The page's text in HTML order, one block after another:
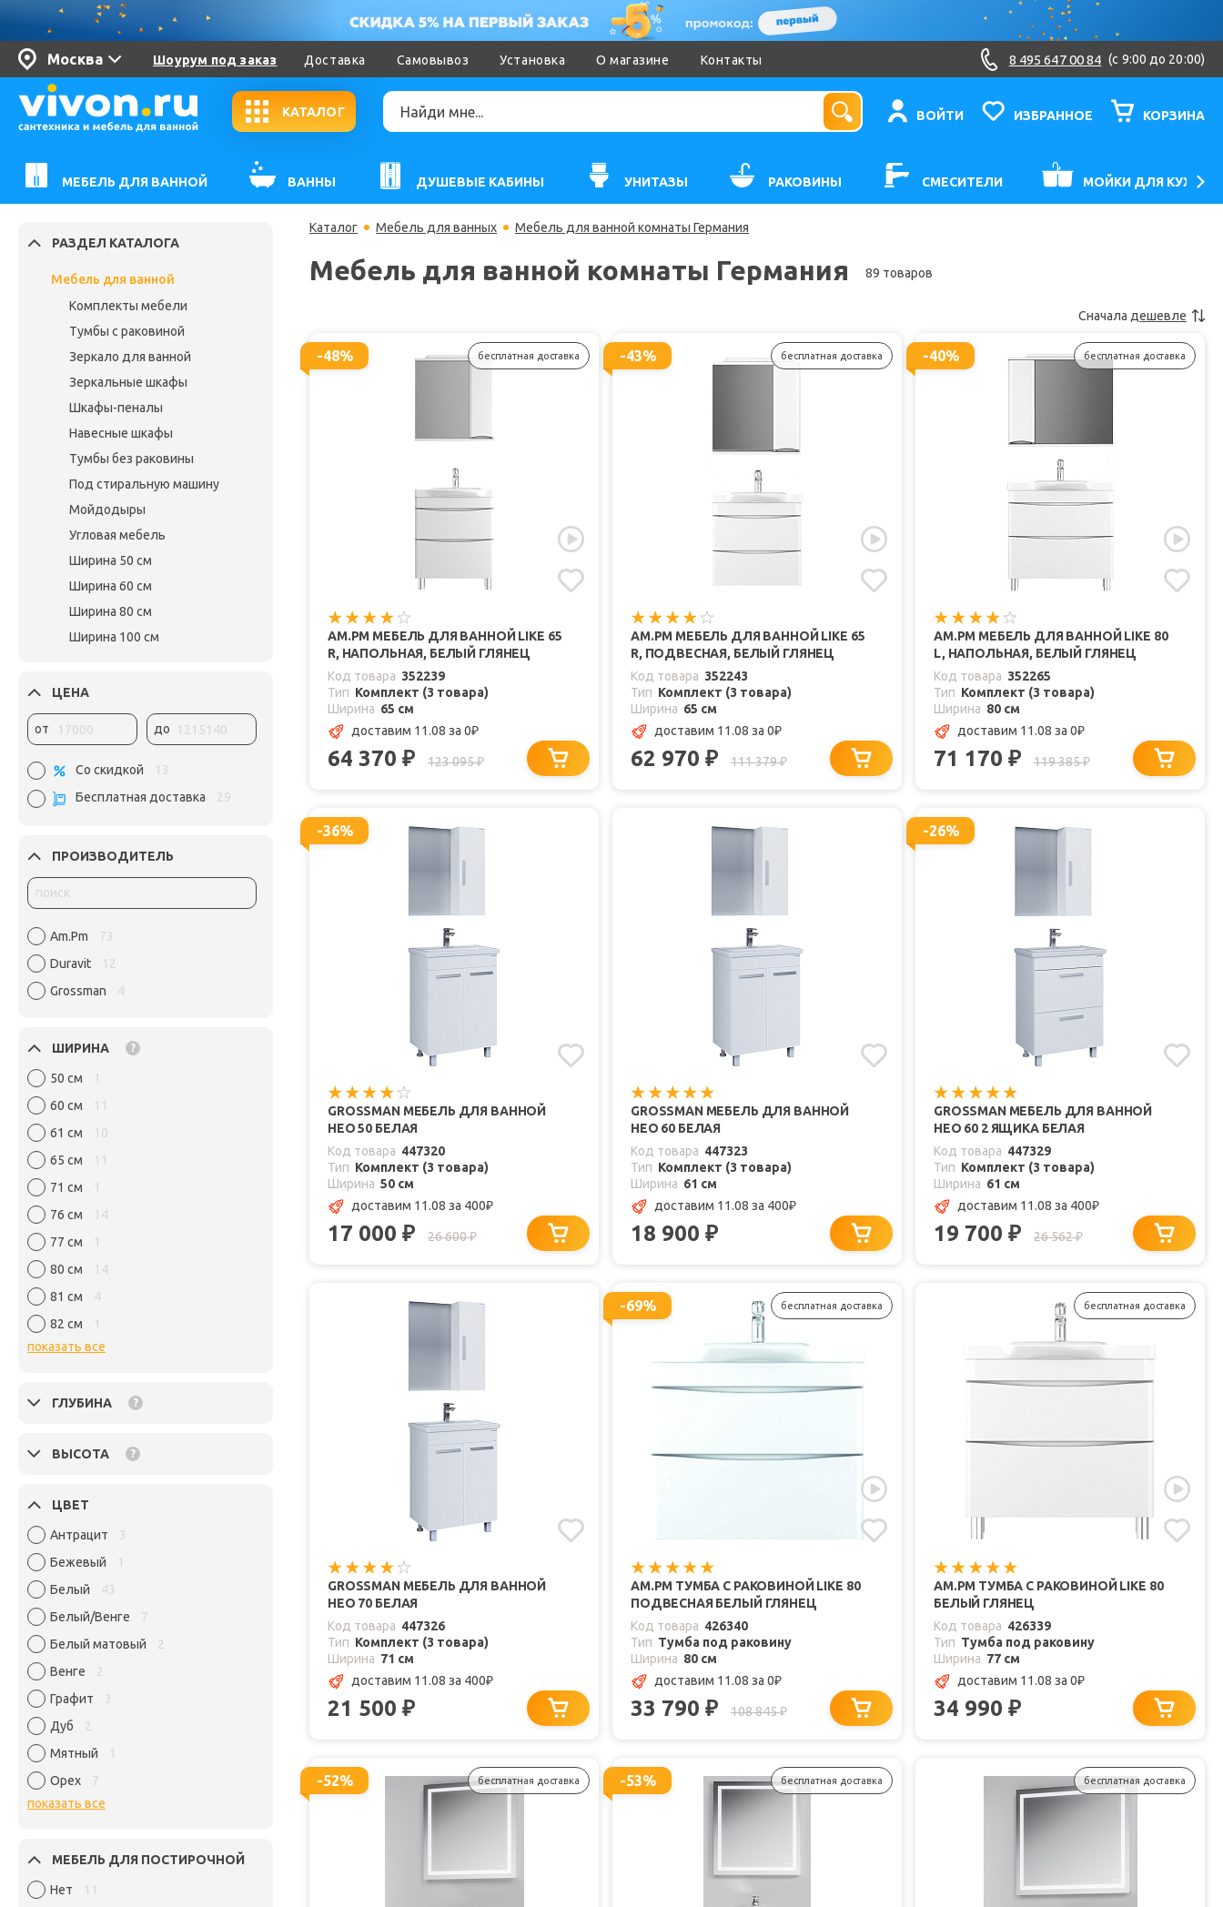
Москва Шоурум под заказ Доставка Самовывоз Установка О магазине Контакты 8 495 647 00 84 (c 9:00 до 20:00)
КАТАЛОГ ВОЙТИ ИЗБРАННОЕ КОРЗИНА
МЕБЕЛЬ ДЛЯ ВАННОЙ ВАННЫ ДУШЕВЫЕ КАБИНЫ УНИТАЗЫ РАКОВИНЫ СМЕСИТЕЛИ МОЙКИ ДЛЯ КУХНИ
РАЗДЕЛ КАТАЛОГА
Мебель для ванной
Комплекты мебели
Тумбы с раковиной
Зеркало для ванной
Зеркальные шкафы
Шкафы-пеналы
Навесные шкафы
Тумбы без раковины
Под стиральную машину
Мойдодыры
Угловая мебель
Ширина 50 см
Ширина 60 см
Ширина 80 см
Ширина 100 см
ЦЕНА
от до
Со скидкой
13
Бесплатная доставка
29
ПРОИЗВОДИТЕЛЬ
Am.Pm
73
Duravit
12
Grossman
4
ШИРИНА ?
50 см
1
60 см
11
61 см
10
65 см
11
71 см
1
76 см
14
77 см
1
80 см
14
81 см
4
82 см
1
показать все
ГЛУБИНА ?
ВЫСОТА ?
ЦВЕТ
Антрацит
3
Бежевый
1
Белый
43
Белый/Венге
7
Белый матовый
2
Венге
2
Графит
3
Дуб
2
Мятный
1
Орех
7
показать все
МЕБЕЛЬ ДЛЯ ПОСТИРОЧНОЙ
Нет 11
Каталог Мебель для ванных Мебель для ванной комнаты Германия
Мебель для ванной комнаты Германия 89 товаров
Сначала дешевле
-48% бесплатная доставка
AM.PM МЕБЕЛЬ ДЛЯ ВАННОЙ LIKE 65
R, НАПОЛЬНАЯ, БЕЛЫЙ ГЛЯНЕЦ
Код товара 352239
Тип Комплект (3 товара)
Ширина 65 см
доставим 11.08 за 0₽
64 370 ₽ 123 095₽
-43% бесплатная доставка
AM.PM МЕБЕЛЬ ДЛЯ ВАННОЙ LIKE 65
R, ПОДВЕСНАЯ, БЕЛЫЙ ГЛЯНЕЦ
Код товара 352243
Тип Комплект (3 товара)
Ширина 65 см
доставим 11.08 за 0₽
62 970 ₽ 111 379₽
-40% бесплатная доставка
AM.PM МЕБЕЛЬ ДЛЯ ВАННОЙ LIKE 80
L, НАПОЛЬНАЯ, БЕЛЫЙ ГЛЯНЕЦ
Код товара 352265
Тип Комплект (3 товара)
Ширина 80 см
доставим 11.08 за 0₽
71 170 ₽ 119 385₽
-36%
GROSSMAN МЕБЕЛЬ ДЛЯ ВАННОЙ
НЕО 50 БЕЛАЯ
Код товара 447320
Тип Комплект (3 товара)
Ширина 50 см
доставим 11.08 за 400₽
17 000 ₽ 26 600₽
GROSSMAN МЕБЕЛЬ ДЛЯ ВАННОЙ
НЕО 60 БЕЛАЯ
Код товара 447323
Тип Комплект (3 товара)
Ширина 61 см
доставим 11.08 за 400₽
18 900 ₽
-26%
GROSSMAN МЕБЕЛЬ ДЛЯ ВАННОЙ
НЕО 60 2 ЯЩИКА БЕЛАЯ
Код товара 447329
Тип Комплект (3 товара)
Ширина 61 см
доставим 11.08 за 400₽
19 700 ₽ 26 562₽
GROSSMAN МЕБЕЛЬ ДЛЯ ВАННОЙ
НЕО 70 БЕЛАЯ
Код товара 447326
Тип Комплект (3 товара)
Ширина 71 см
доставим 11.08 за 400₽
21 500 ₽
-69% бесплатная доставка
AM.PM ТУМБА С РАКОВИНОЙ LIKE 80
ПОДВЕСНАЯ БЕЛЫЙ ГЛЯНЕЦ
Код товара 426340
Тип Тумба под раковину
Ширина 80 см
доставим 11.08 за 0₽
33 790 ₽ 108 845₽
бесплатная доставка
AM.PM ТУМБА С РАКОВИНОЙ LIKE 80
БЕЛЫЙ ГЛЯНЕЦ
Код товара 426339
Тип Тумба под раковину
Ширина 77 см
доставим 11.08 за 0₽
34 990 ₽
-52% бесплатная доставка -53% бесплатная доставка бесплатная доставка